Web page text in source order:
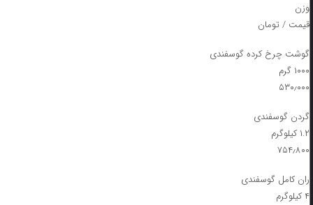
وزن
قیمت / تومان
گوشت چرخ کرده گوسفندی
۱۰۰۰ گرم
۵۳۰٫۰۰۰
گردن گوسفندی
۱.۲ کیلوگرم
۷۵۴٫۸۰۰
ران کامل گوسفندی
۴ کیلوگرم